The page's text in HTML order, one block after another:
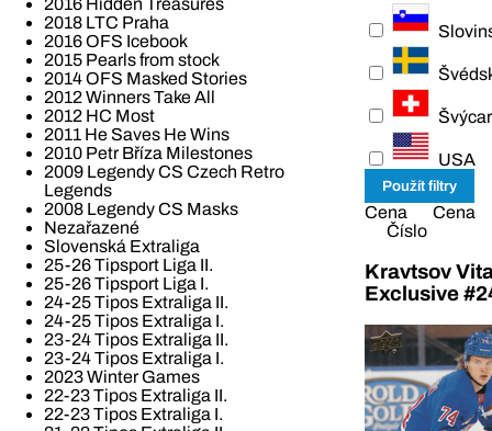
2016 Hidden Treasures
2018 LTC Praha
2016 OFS Icebook
2015 Pearls from stock
2014 OFS Masked Stories
2012 Winners Take All
2012 HC Most
2011 He Saves He Wins
2010 Petr Bříza Milestones
2009 Legendy CS Czech Retro
Legends
2008 Legendy CS Masks
Nezařazené
Slovenská Extraliga
25-26 Tipsport Liga II.
25-26 Tipsport Liga I.
24-25 Tipos Extraliga II.
24-25 Tipos Extraliga I.
23-24 Tipos Extraliga II.
23-24 Tipos Extraliga I.
2023 Winter Games
22-23 Tipos Extraliga II.
22-23 Tipos Extraliga I.
USA
Cena
Cena
Číslo
Kravtsov
Exclusive